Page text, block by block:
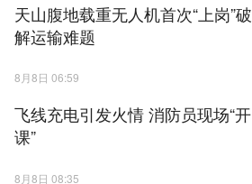
天山腹地载重无人机首次“上岗”破
解运输难题
8月8日 06:59
飞线充电引发火情 消防员现场“开
课”
8月8日 08:35